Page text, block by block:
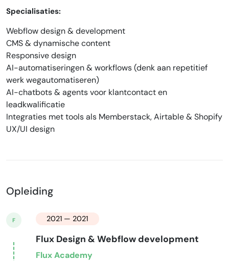
Specialisaties:
Webflow design & development
CMS & dynamische content
Responsive design
AI-automatiseringen & workflows (denk aan repetitief
werk wegautomatiseren)
AI-chatbots & agents voor klantcontact en
leadkwalificatie
Integraties met tools als Memberstack, Airtable & Shopify
UX/UI design
Opleiding
F 2021 — 2021
Flux Design & Webflow development
Flux Academy